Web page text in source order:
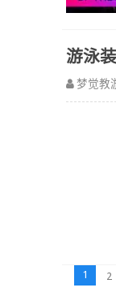
游泳
梦觉教
1 2